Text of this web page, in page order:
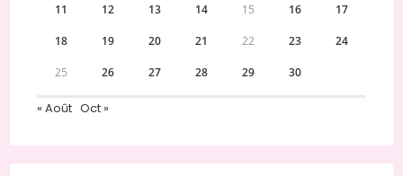
11 12 13 14 15 16 17
18 19 20 21 22 23 24
25 26 27 28 29 30
« Août Oct »